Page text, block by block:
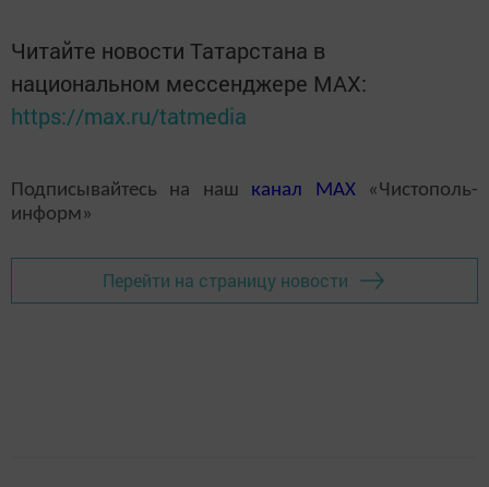
Читайте новости Татарстана в
национальном мессенджере MАХ:
https://max.ru/tatmedia
Подписывайтесь на наш канал MAX«Чистополь-
информ»
Перейти на страницу новости